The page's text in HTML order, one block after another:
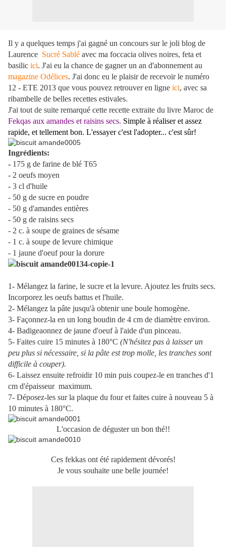
Il y a quelques temps j'ai gagné un concours sur le joli blog de
Laurence Sucré Sablé avec ma foccacia olives noires, feta et
basilic ici. J'ai eu la chance de gagner un an d'abonnement au
magazine Odélices. J'ai donc eu le plaisir de recevoir le numéro
12 - ETE 2013 que vous pouvez retrouver en ligne ici, avec sa
ribambelle de belles recettes estivales.
J'ai tout de suite remarqué cette recette extraite du livre Maroc de
Fekqas aux amandes et raisins secs. Simple à réaliser et assez
rapide, et tellement bon. L'essayer c'est l'adopter... c'est sûr!
Ingrédients:
- 175 g de farine de blé T65
- 2 oeufs moyen
- 3 cl d'huile
- 50 g de sucre en poudre
- 50 g d'amandes entières
- 50 g de raisins secs
- 2 c. à soupe de graines de sésame
- 1 c. à soupe de levure chimique
- 1 jaune d'oeuf pour la dorure
1- Mélangez la farine, le sucre et la levure. Ajoutez les fruits secs.
Incorporez les oeufs battus et l'huile.
2- Mélangez la pâte jusqu'à obtenir une boule homogène.
3- Façonnez-la en un long boudin de 4 cm de diamètre environ.
4- Badigeaonnez de jaune d'oeuf à l'aide d'un pinceau.
5- Faites cuire 15 minutes à 180°C (N'hésitez pas à laisser un
peu plus si nécessaire, si la pâte est trop molle, les tranches sont
difficile à couper).
6- Laissez ensuite refroidir 10 min puis coupez-le en tranches d'1
cm d'épaisseur maximum.
7- Déposez-les sur la plaque du four et faites cuire à nouveau 5 à
10 minutes à 180°C.
L'occasion de déguster un bon thé!!
Ces fekkas ont été rapidement dévorés!
Je vous souhaite une belle journée!